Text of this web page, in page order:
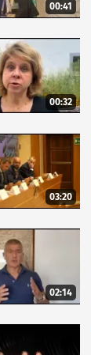
00:41
00:32
03:20
02:14